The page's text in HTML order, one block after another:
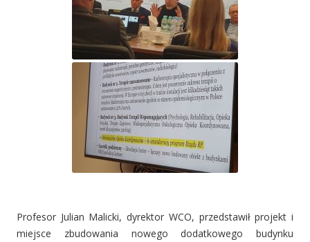
Profesor Julian Malicki, dyrektor WCO, przedstawił projekt i
miejsce zbudowania nowego dodatkowego budynku